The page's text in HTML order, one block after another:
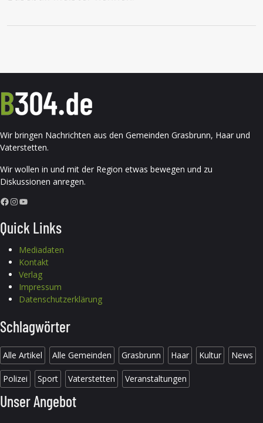
Wir bringen Nachrichten aus den Gemeinden Grasbrunn, Haar und
Vaterstetten.
Wir wollen in und mit der Region etwas bewegen und zu
Diskussionen anregen.
Facebook InstagramYouTube
Quick Links
Mediadaten
Kontakt
Verlag
Impressum
Datenschutzerklärung
Schlagwörter
Alle Artikel Alle Gemeinden Grasbrunn Haar Kultur News
Polizei Sport Vaterstetten Veranstaltungen
Unser Angebot